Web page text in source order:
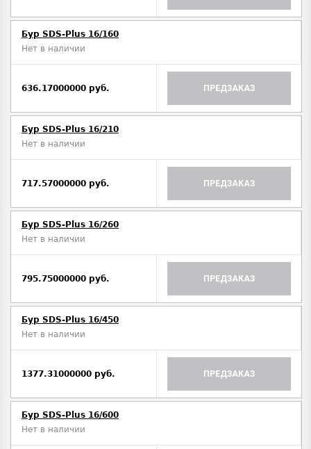
Бур SDS-Plus 16/160
Нет в наличии
636.17000000 руб. ПРЕДЗАКАЗ
Бур SDS-Plus 16/210
Нет в наличии
717.57000000 руб. ПРЕДЗАКАЗ
Бур SDS-Plus 16/260
Нет в наличии
795.75000000 руб. ПРЕДЗАКАЗ
Бур SDS-Plus 16/450
Нет в наличии
1377.31000000 руб. ПРЕДЗАКАЗ
Бур SDS-Plus 16/600
Нет в наличии